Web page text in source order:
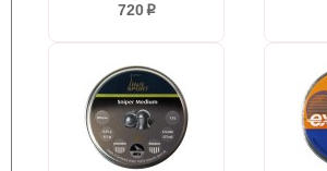
720p